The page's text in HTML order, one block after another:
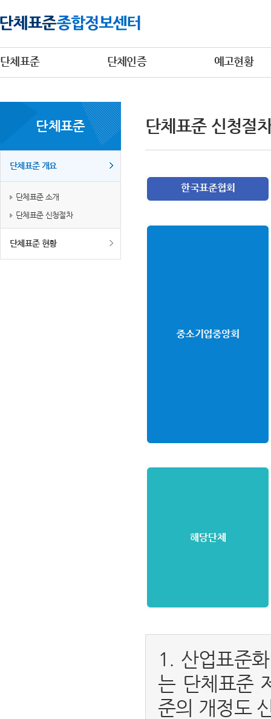
단체표준 단체인증 예고현황
단체표준
단체표준 개요
단체표준 소개
단체표준 신청절차
단체표준 현황
단체표준 신청절
1. 산업표준
는 단체표준
준의 개정도